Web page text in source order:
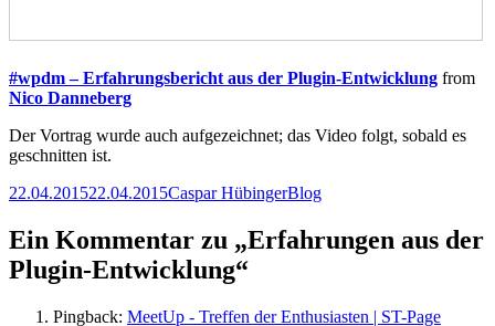
#wpdm – Erfahrungsbericht aus der Plugin-Entwicklung from
Nico Danneberg
Der Vortrag wurde auch aufgezeichnet; das Video folgt, sobald es
geschnitten ist.
Veröffentlicht
22.04.201522.04.2015Autor
Caspar HübingerKategorien
Blog
Ein Kommentar zu „Erfahrungen aus der
Plugin-Entwicklung“
Pingback: MeetUp - Treffen der Enthusiasten | ST-Page